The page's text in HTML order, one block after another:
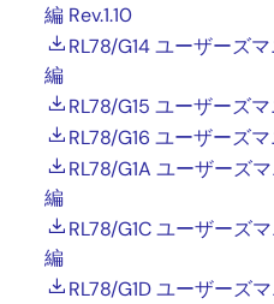
編 Rev.1.10
RL78/G14 ユーザーズ
編
RL78/G15 ユーザーズ
RL78/G16 ユーザーズ
RL78/G1A ユーザーズ
編
RL78/G1C ユーザーズ
編
RL78/G1D ユーザーズ